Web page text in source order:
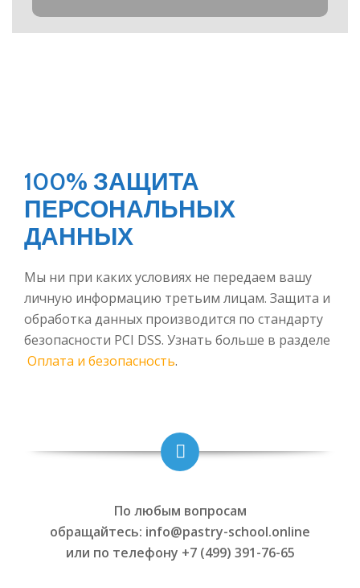
100% ЗАЩИТА
ПЕРСОНАЛЬНЫХ
ДАННЫХ
Мы ни при каких условиях не передаем вашу
личную информацию третьим лицам. Защита и
обработка данных производится по стандарту
безопасности PCI DSS. Узнать больше в разделе
Оплата и безопасность.
По любым вопросам
обращайтесь: info@pastry-school.online
или по телефону +7 (499) 391-76-65